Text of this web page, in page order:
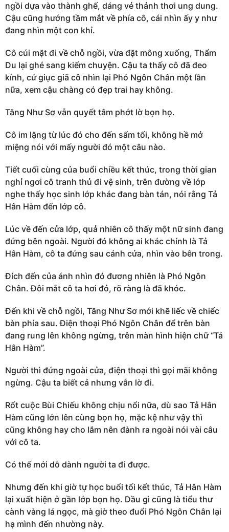
ngồi dựa vào thành ghế, dáng vẻ thảnh thơi ung dung.
Cậu cũng hướng tầm mắt về phía cô, cái nhìn ấy y như
đang nhìn một con khỉ.
Cô cúi mặt đi về chỗ ngồi, vừa đặt mông xuống, Thẩm
Du lại ghé sang kiếm chuyện. Cậu ta thấy cô đã đeo
kính, cứ giục giã cô nhìn lại Phó Ngôn Chân một lần
nữa, xem cậu chàng có đẹp trai hay không.
Tăng Như Sơ vẫn quyết tâm phớt lờ bọn họ.
Cô im lặng từ lúc đó cho đến sẩm tối, không hề mở
miệng nói với mấy người đó một câu nào.
Tiết cuối cùng của buổi chiều kết thúc, trong thời gian
nghỉ ngơi cô tranh thủ đi vệ sinh, trên đường về lớp
nghe thấy học sinh lớp khác đang bàn tán, nói rằng Tả
Hân Hàm đến lớp cô.
Lúc về đến cửa lớp, quả nhiên cô thấy một nữ sinh đang
đứng bên ngoài. Người đó không ai khác chính là Tả
Hân Hàm, cô ta đứng sau cánh cửa, nhìn vào bên trong.
Đích đến của ánh nhìn đó đương nhiên là Phó Ngôn
Chân. Đôi mắt cô ta hơi đỏ, rõ ràng là đã khóc.
Đến khi về chỗ ngồi, Tăng Như Sơ mới khẽ liếc về chiếc
bàn phía sau. Điện thoại Phó Ngôn Chân để trên bàn
đang rung lên không ngừng, trên màn hình hiện chữ “Tả
Hân Hàm”.
Người thì đứng ngoài cửa, điện thoại thì gọi mãi không
ngừng. Cậu ta biết cả nhưng vẫn lờ đi.
Rốt cuộc Bùi Chiếu không chịu nổi nữa, dù sao Tả Hân
Hàm cũng lớn lên cùng bọn họ, mặc kệ như vậy thì
cũng không hay cho lắm nên đành ra ngoài nói vài câu
với cô ta.
Có thế mới dỗ dành người ta đi được.
Nhưng đến khi giờ tự học buổi tối kết thúc, Tả Hân Hàm
lại xuất hiện ở gần lớp bọn họ. Dầu gì cũng là tiểu thư
cành vàng lá ngọc, mà giờ theo đuổi Phó Ngôn Chân lại
hạ mình đến nhường này.